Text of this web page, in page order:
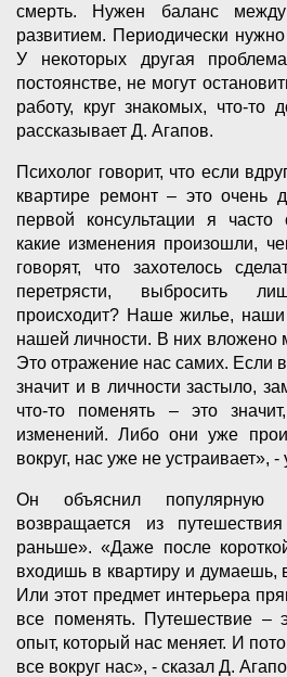
смерть. Нужен баланс
развитием. Периодически нужно
У некоторых другая
постоянстве, не могут
работу, круг знакомых, что-то
рассказывает Д. Агапов.
Психолог говорит, что если
квартире ремонт – это очень
первой консультации я часто
какие изменения произошли,
говорят, что захотелось
перетрясти, выбросить
происходит? Наше жилье,
нашей личности. В них вложено
Это отражение нас самих. Если
значит и в личности застыло,
что-то поменять – это
изменений. Либо они уже
вокруг, нас уже не устраивает», -
Он объяснил
возвращается из
раньше». «Даже после
входишь в квартиру и думаешь,
Или этот предмет интерьера
все поменять. Путешествие –
опыт, который нас меняет. И
все вокруг нас», - сказал Д.